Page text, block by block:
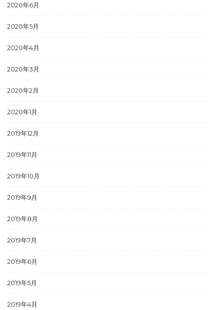
2020年6月
2020年5月
2020年4月
2020年3月
2020年2月
2020年1月
2019年12月
2019年11月
2019年10月
2019年9月
2019年8月
2019年7月
2019年6月
2019年5月
2019年4月